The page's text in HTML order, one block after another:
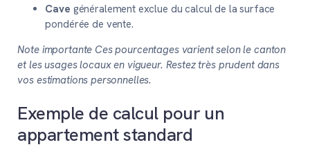
Cave généralement exclue du calcul de la surface
pondérée de vente.
Note importante Ces pourcentages varient selon le canton
et les usages locaux en vigueur. Restez très prudent dans
vos estimations personnelles.
Exemple de calcul pour un
appartement standard